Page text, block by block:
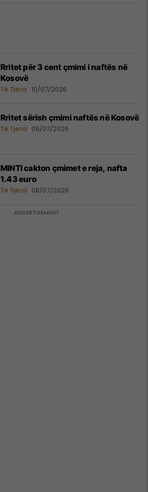
Rritet për 3 cent çmimi i naftës në
Kosovë
Të Tjera 10/07/2026
Rritet sërish çmimi naftës në Kosovë
Të Tjera 09/07/2026
MINTI cakton çmimet e reja, nafta
1.43 euro
Të Tjera 08/07/2026